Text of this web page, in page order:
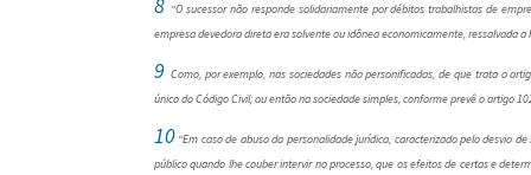
“O sucessor não responde solidariamente por débitos trabalhistas de
empresa devedora direta era solvente ou idônea economicamente, ressalvada a
9 Como, por exemplo, nas sociedades não personificadas, de que trata o
único do Código Civil; ou então na sociedade simples, conforme prevê o artigo
10 “Em caso de abuso da personalidade jurídica, caracterizado pelo desvio
público quando lhe couber intervir no processo, que os efeitos de certas e